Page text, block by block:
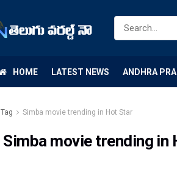
HOME LATEST NEWS ANDHRA
Tag Simba movie trending in Hot Star
Simba movie trending in